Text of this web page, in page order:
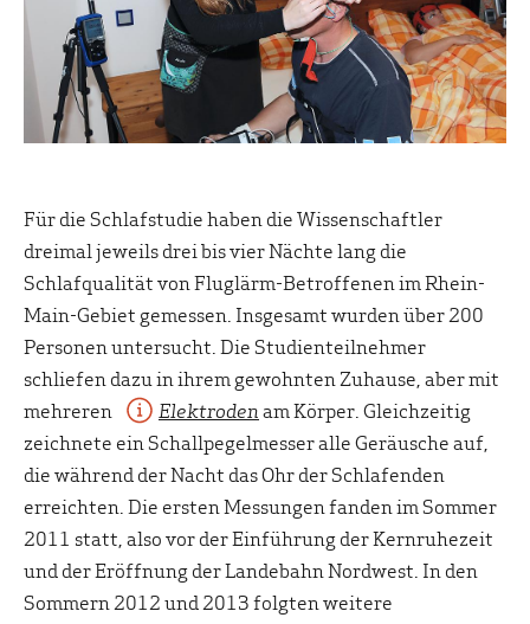
Für die Schlafstudie haben die Wissenschaftler
dreimal jeweils drei bis vier Nächte lang die
Schlafqualität von Fluglärm-Betroffenen im Rhein-
Main-Gebiet gemessen. Insgesamt wurden über 200
Personen untersucht. Die Studienteilnehmer
schliefen dazu in ihrem gewohnten Zuhause, aber mit
mehreren
Elektrodenam Körper. Gleichzeitig
zeichnete ein Schallpegelmesser alle Geräusche auf,
die während der Nacht das Ohr der Schlafenden
erreichten. Die ersten Messungen fanden im Sommer
2011 statt, also vor der Einführung der Kernruhezeit
und der Eröffnung der Landebahn Nordwest. In den
Sommern 2012 und 2013 folgten weitere